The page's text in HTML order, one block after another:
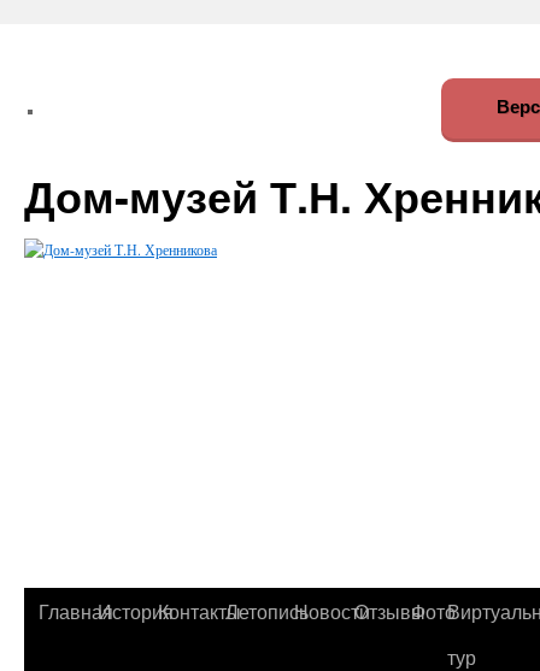
Дом-музей Т.Н.
ГлавнаяИсторияКонтактыЛетописьНовостиОтзывыФото
тур